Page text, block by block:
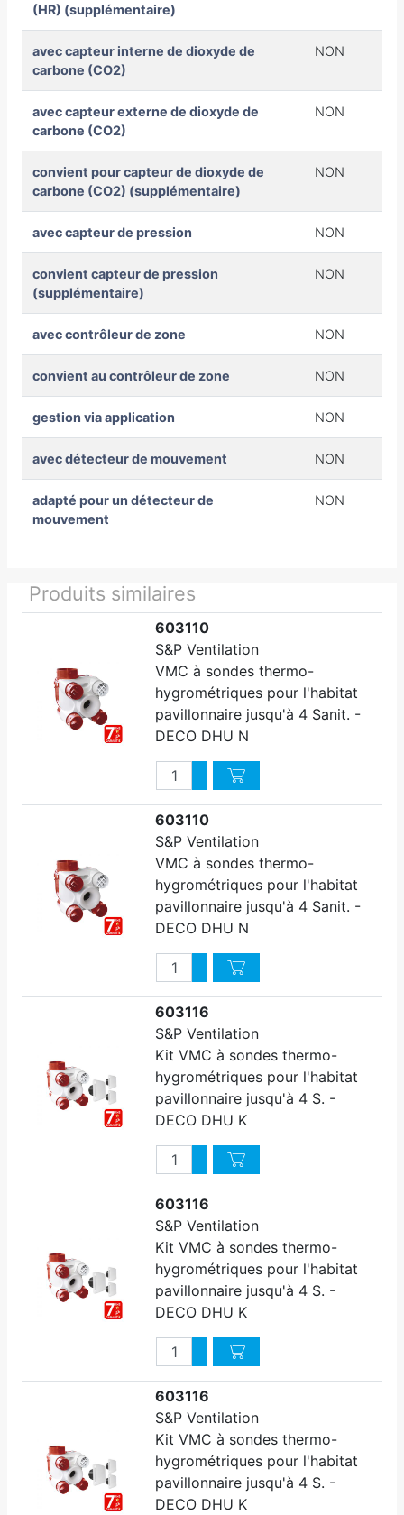
(HR) (supplémentaire)
avec capteur interne de dioxyde de
carbone (CO2)
NON
avec capteur externe de dioxyde de
carbone (CO2)
NON
convient pour capteur de dioxyde de
carbone (CO2) (supplémentaire)
NON
avec capteur de pression NON
convient capteur de pression
(supplémentaire)
NON
avec contrôleur de zone NON
convient au contrôleur de zone NON
gestion via application NON
avec détecteur de mouvement NON
adapté pour un détecteur de
mouvement
NON
Produits similaires
603110
S&P Ventilation
VMC à sondes thermo-
hygrométriques pour l'habitat
pavillonnaire jusqu'à 4 Sanit. -
DECO DHU N
QuantitéAugmenter quantité
Diminuer quantité
603110
S&P Ventilation
VMC à sondes thermo-
hygrométriques pour l'habitat
pavillonnaire jusqu'à 4 Sanit. -
DECO DHU N
QuantitéAugmenter quantité
Diminuer quantité
603116
S&P Ventilation
Kit VMC à sondes thermo-
hygrométriques pour l'habitat
pavillonnaire jusqu'à 4 S. -
DECO DHU K
QuantitéAugmenter quantité
Diminuer quantité
603116
S&P Ventilation
Kit VMC à sondes thermo-
hygrométriques pour l'habitat
pavillonnaire jusqu'à 4 S. -
DECO DHU K
QuantitéAugmenter quantité
Diminuer quantité
603116
S&P Ventilation
Kit VMC à sondes thermo-
hygrométriques pour l'habitat
pavillonnaire jusqu'à 4 S. -
DECO DHU K